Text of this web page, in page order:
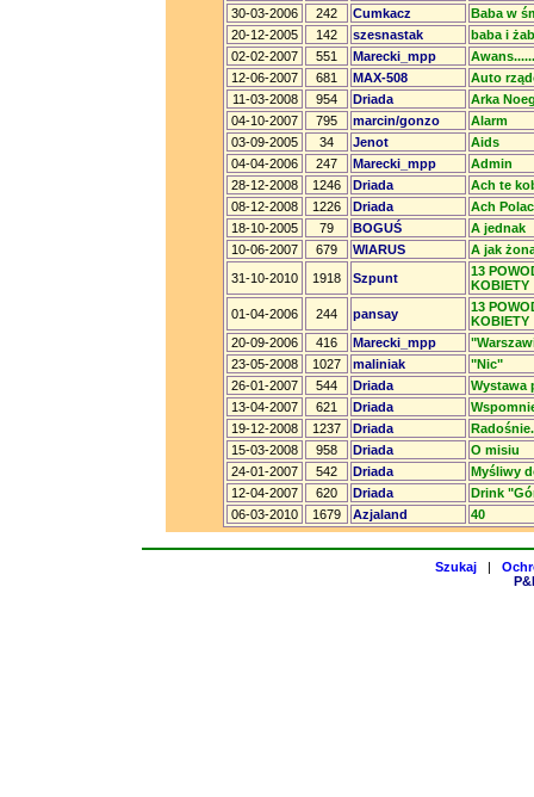
30-03-2006
242 Cumkacz
Baba w
20-12-2005
142 szesnastak
baba i
02-02-2007
551 Marecki_mpp
12-06-2007
681 MAX-508
Auto
11-03-2008
954 Driada
Arka
04-10-2007
795 marcin/gonzo
Alarm
03-09-2005
34 Jenot
Aids
04-04-2006
247 Marecki_mpp
Admin
28-12-2008
1246 Driada
Ach te
08-12-2008
1226 Driada
Ach
18-10-2005
79 BOGUŚ
A jednak
10-06-2007
679 WIARUS
A jak
31-10-2010
1918 Szpunt
13
KOBIETY
01-04-2006
244 pansay
13
KOBIETY
20-09-2006
416 Marecki_mpp
23-05-2008
1027 maliniak
"Nic"
26-01-2007
544 Driada
Wystawa
13-04-2007
621 Driada
19-12-2008
1237 Driada
Radośnie.
15-03-2008
958 Driada
O misiu
24-01-2007
542 Driada
Myśliwy
12-04-2007
620 Driada
Drink
06-03-2010
1679 Azjaland 40
Szukaj |